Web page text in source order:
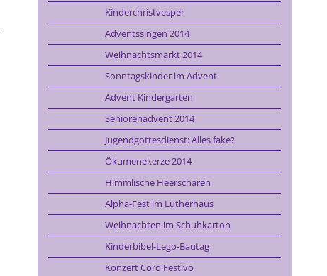
Kinderchristvesper
Adventssingen 2014
Weihnachtsmarkt 2014
Sonntagskinder im Advent
Advent Kindergarten
Seniorenadvent 2014
Jugendgottesdienst: Alles fake?
Ökumenekerze 2014
Himmlische Heerscharen
Alpha-Fest im Lutherhaus
Weihnachten im Schuhkarton
Kinderbibel-Lego-Bautag
Konzert Coro Festivo